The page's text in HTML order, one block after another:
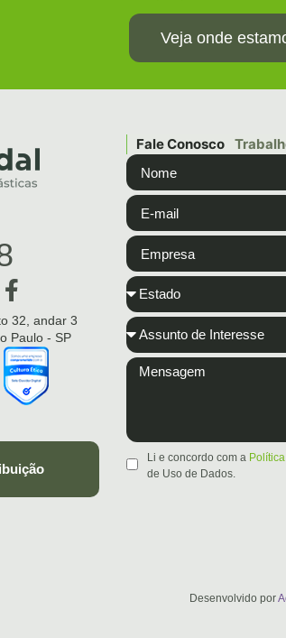
Veja onde
32, andar 3
Paulo - SP
Fale Conosco
Li e concordo com a
de Uso de Dados.
Desenvolvido por